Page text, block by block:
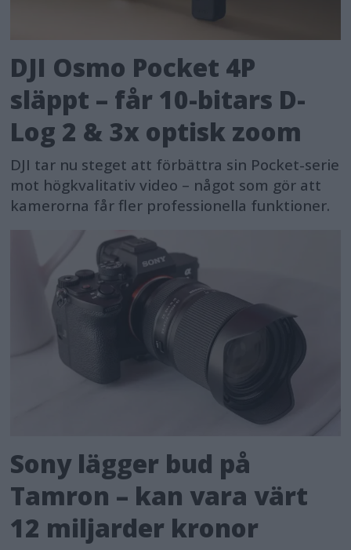
DJI Osmo Pocket 4P
släppt – får 10-bitars D-
Log 2 & 3x optisk zoom
DJI tar nu steget att förbättra sin Pocket-serie
mot högkvalitativ video – något som gör att
kamerorna får fler professionella funktioner.
Sony lägger bud på
Tamron – kan vara värt
12 miljarder kronor